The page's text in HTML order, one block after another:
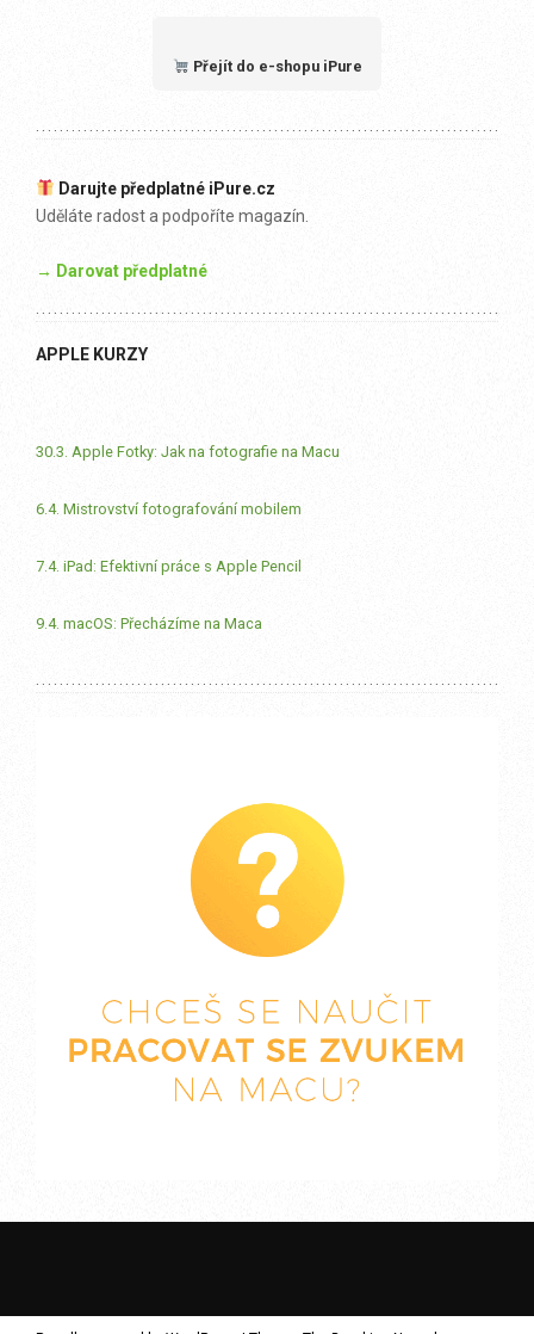
Přejít do e-shopu iPure
Darujte předplatné iPure.cz
Uděláte radost a podpoříte magazín.
→ Darovat předplatné
APPLE KURZY
30.3. Apple Fotky: Jak na fotografie na Macu
6.4. Mistrovství fotografování mobilem
7.4. iPad: Efektivní práce s Apple Pencil
9.4. macOS: Přecházíme na Maca